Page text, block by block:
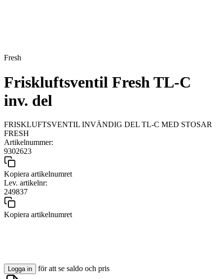
Fresh
Friskluftsventil Fresh TL-C
inv. del
FRISKLUFTSVENTIL INVÄNDIG DEL TL-C MED STOSAR
FRESH
Artikelnummer:
9302623
Kopiera artikelnumret
Lev. artikelnr:
249837
Kopiera artikelnumret
Logga in för att se saldo och pris